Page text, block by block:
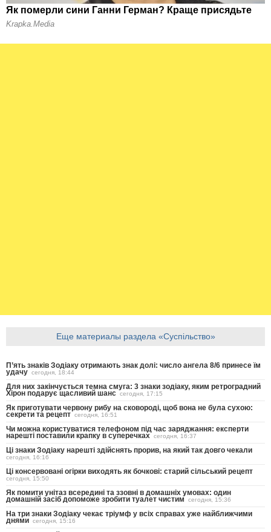
Еще материалы раздела «Суспільство»
П’ять знаків Зодіаку отримають знак долі: число ангела 8/6 принесе їм
удачу сегодня, 18:44
Для них закінчується темна смуга: 3 знаки зодіаку, яким ретроградний
Хірон подарує щасливий шанс сегодня, 17:15
Як приготувати червону рибу на сковороді, щоб вона не була сухою:
секрети та рецепт сегодня, 16:51
Чи можна користуватися телефоном під час заряджання: експерти
нарешті поставили крапку в суперечках сегодня, 16:37
Ці знаки Зодіаку нарешті здійснять прорив, на який так довго чекали
сегодня, 16:16
Ці консервовані огірки виходять як бочкові: старий сільський рецепт
сегодня, 15:50
Як помити унітаз всередині та ззовні в домашніх умовах: один
домашній засіб допоможе зробити туалет чистим сегодня, 15:36
На три знаки Зодіаку чекає тріумф у всіх справах уже найближчими
днями сегодня, 15:16